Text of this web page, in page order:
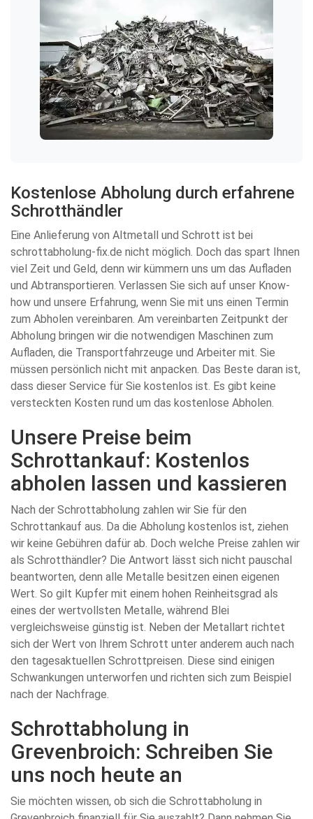
Kostenlose Abholung durch erfahrene
Schrotthändler
Eine Anlieferung von Altmetall und Schrott ist bei
schrottabholung-fix.de nicht möglich. Doch das spart Ihnen
viel Zeit und Geld, denn wir kümmern uns um das Aufladen
und Abtransportieren. Verlassen Sie sich auf unser Know-
how und unsere Erfahrung, wenn Sie mit uns einen Termin
zum Abholen vereinbaren. Am vereinbarten Zeitpunkt der
Abholung bringen wir die notwendigen Maschinen zum
Aufladen, die Transportfahrzeuge und Arbeiter mit. Sie
müssen persönlich nicht mit anpacken. Das Beste daran ist,
dass dieser Service für Sie kostenlos ist. Es gibt keine
versteckten Kosten rund um das kostenlose Abholen.
Unsere Preise beim
Schrottankauf: Kostenlos
abholen lassen und kassieren
Nach der Schrottabholung zahlen wir Sie für den
Schrottankauf aus. Da die Abholung kostenlos ist, ziehen
wir keine Gebühren dafür ab. Doch welche Preise zahlen wir
als Schrotthändler? Die Antwort lässt sich nicht pauschal
beantworten, denn alle Metalle besitzen einen eigenen
Wert. So gilt Kupfer mit einem hohen Reinheitsgrad als
eines der wertvollsten Metalle, während Blei
vergleichsweise günstig ist. Neben der Metallart richtet
sich der Wert von Ihrem Schrott unter anderem auch nach
den tagesaktuellen Schrottpreisen. Diese sind einigen
Schwankungen unterworfen und richten sich zum Beispiel
nach der Nachfrage.
Schrottabholung in
Grevenbroich: Schreiben Sie
uns noch heute an
Sie möchten wissen, ob sich die Schrottabholung in